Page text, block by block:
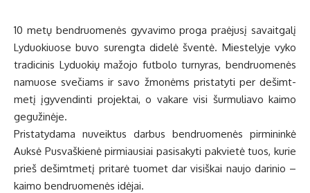
10 me­tų ben­druo­me­nės gy­va­vi­mo pro­ga pra­ėju­sį sa­vait­ga­lį
Ly­duo­kiuo­se bu­vo su­reng­ta di­de­lė šven­tė. Mies­te­ly­je vy­ko
tra­di­ci­nis Ly­duo­kių ma­žo­jo fut­bo­lo tur­ny­ras, ben­druo­me­nės
na­muo­se sve­čiams ir sa­vo žmo­nėms pri­sta­ty­ti per de­šimt­
me­tį įgy­ven­din­ti pro­jek­tai, o va­ka­re vi­si šur­mu­lia­vo kai­mo
ge­gu­ži­nė­je.
Pri­sta­ty­da­ma nu­veik­tus dar­bus ben­druo­me­nės pir­mi­nin­kė
Auk­sė Pus­vaš­kie­nė pir­miau­siai pa­si­sa­ky­ti pa­kvie­tė tuos, ku­rie
prieš de­šimt­me­tį pri­ta­rė tuo­met dar vi­siš­kai nau­jo da­ri­nio –
kai­mo ben­druo­me­nės idė­jai.